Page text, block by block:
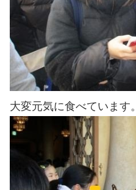
大変元気に食べています。